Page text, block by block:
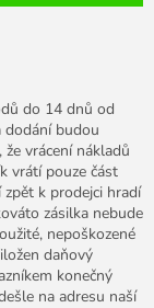
do 14 dnů od
dodání budou
vrácení nákladů
vrátí pouze část
k prodejci hradí
zásilka nebude
nepoškozené
daňový
konečný
na adresu naší